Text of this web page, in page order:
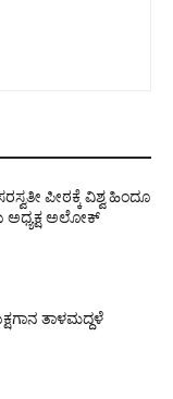
ಪೀಠಕ್ಕೆ ವಿಶ್ವ ಹಿಂದೂ
ಅಧ್ಯಕ್ಷ ಅಲೋಕ್
ತಾಳಮದ್ದಳೆ